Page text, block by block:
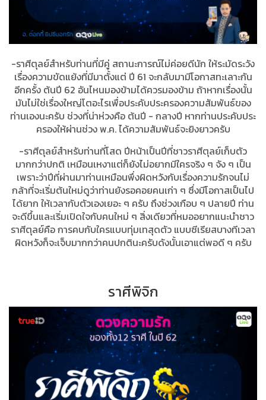
-ราศีตุลย์สำหรับท่านที่มีคู่ สถานะการณ์ไม่ค่อยดีนัก ให้ระมัดระวัง
เรื่องความขัดแย้งที่มีมาตั้งแต่ ปี 61 จะกลับมามีโอกาสทะเลาะกัน
อีกครั้ง ต้นปี 62 อันไหนมองข้ามได้ควรมองข้าม ถ้าหากเรื่องนั้น
มันไม่ใช่เรื่องใหญ่โตอะไรเพื่อประคับประครองความสัมพันธ์ของ
ท่านเองนะครับ ช่วงที่น่าห่วงคือ ต้นปี - กลางปี หากท่านประคับประ
ครองให้ผ่านช่วง พ.ค. ได้ความสัมพันธ์จะยิงยาวครับ
-ราศีตุลย์สำหรับท่านที่โสด ปีหน้าเป็นปีที่ชาวราศีตุลย์เก็บตัว
มากกว่าปกติ เหมือนเหงาแต่ก็ยังไม่อยากมีใครจริง ๆ จัง ๆ เป็น
เพราะว่าปีที่ผ่านมาท่านเหมือนพึ่งผิดหวังกับเรื่องความรักจนไม่
กล้าที่จะเริ่มต้นใหม่ดูว่าท่านยังรอคอยคนเก่า ๆ ซึ่งมีโอกาสเป็นไป
ได้ยาก ให้เวลากับตัวเองเยอะ ๆ ครับ ถึงช่วงเกือบ ๆ ปลายปี ท่าน
จะดีขึ้นและเริ่มเปิดใจกับคนใหม่ ๆ สิ่งเดียวที่หมออยากแนะนำชาว
ราศีตุลย์คือ การคบกับใครแบบทุ่มเทสุดตัว แบบซีเรียสบางทีเวลา
ผิดหวังก็จะเจ็บมากกว่าคนปกตินะครับดังนั้นเอาแต่พอดี ๆ ครับ
ราศีพิจิก